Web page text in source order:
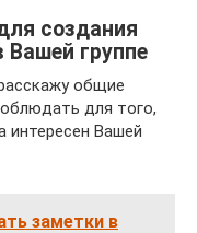
создания
группе
общие
для того,
интересен Вашей
заметки в